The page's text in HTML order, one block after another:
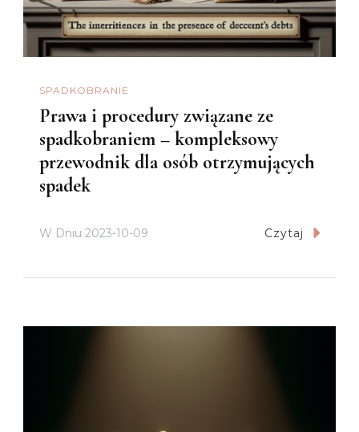
SPADKOBRANIE
Prawa i procedury związane ze
spadkobraniem – kompleksowy
przewodnik dla osób otrzymujących
spadek
W Dniu 2023-10-09 Czytaj